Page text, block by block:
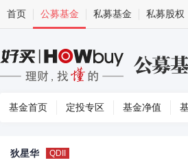
首页 公募基金 私募基金 私募股权
基金首页 定投专区 基金净值
狄星华 QDII